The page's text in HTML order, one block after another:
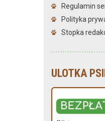
Regulamin
Polityka
Stopka
ULOTKA